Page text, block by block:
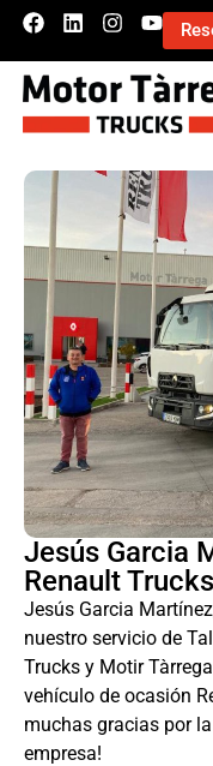
Jesús Garcia
Renault Trucks
Jesús Garcia
nuestro servicio de
Trucks y Motir
vehículo de ocasión
muchas gracias por
empresa!